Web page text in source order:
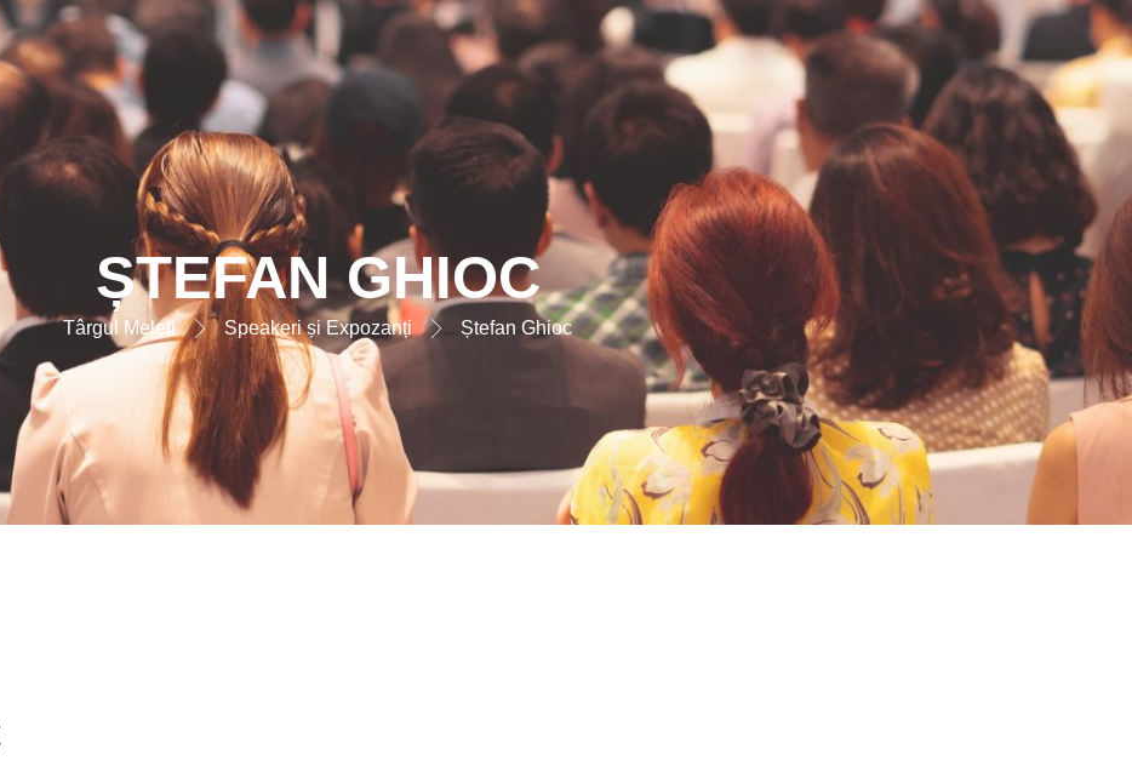
ȘTEFAN GHIOC
Târgul Meleti Speakeri și Expozanți Ștefan Ghioc